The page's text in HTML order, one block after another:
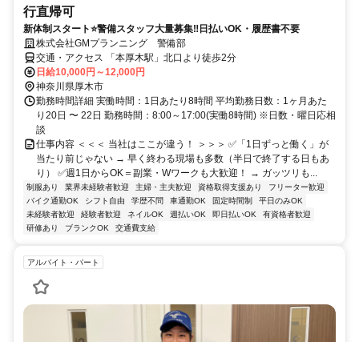
行直帰可
新体制スタート⭐警備スタッフ大量募集‼日払いOK・履歴書不要
株式会社GMプランニング 警備部
交通・アクセス 「本厚木駅」北口より徒歩2分
日給10,000円～12,000円
神奈川県厚木市
勤務時間詳細 実働時間：1日あたり8時間 平均勤務日数：1ヶ月あた
り20日 〜 22日 勤務時間：8:00～17:00(実働8時間) ※日数・曜日応相
談
仕事内容 ＜＜＜ 当社はここが違う！ ＞＞＞ ✅「1日ずっと働く」が
当たり前じゃない → 早く終わる現場も多数（半日で終了する日もあ
り） ✅週1日からOK＝副業・Wワークも大歓迎！ → ガッツリも...
制服あり 業界未経験者歓迎 主婦・主夫歓迎 資格取得支援あり
フリーター歓迎
バイク通勤OK
シフト自由 学歴不問 車通勤OK 固定時間制
平日のみOK
未経験者歓迎
経験者歓迎 ネイルOK 週払いOK 即日払いOK
有資格者歓迎
研修あり
ブランクOK 交通費支給
アルバイト・パート